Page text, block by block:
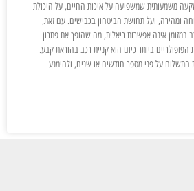
משמעותית שמשפיעה על איכות החיים, על היכולת
ומהירה, ועל תחושת הביטחון בכבישים. עם זאת,
במזומן אינה אפשרות ריאלית, מה שהופך את פתרון
ביותר כיום הוא קניית רכב בהוראת קבע.
על פני מספר חודשים או שנים, ולהימנע